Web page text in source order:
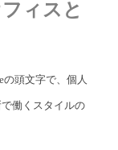
ィスと
の頭文字で、個人
働くスタイルの